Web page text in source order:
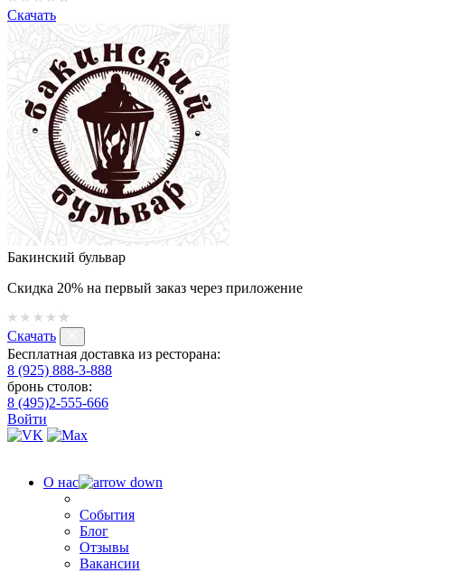
Скачать
Бакинский бульвар
Скидка 20% на первый заказ через приложение
Скачать
Бесплатная доставка из ресторана:
8 (925) 888-3-888
бронь столов:
8 (495)2-555-666
Войти
О нас
События
Блог
Отзывы
Вакансии